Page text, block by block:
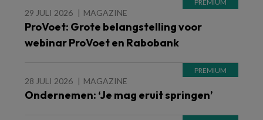
29 JULI 2026 MAGAZINE
ProVoet: Grote belangstelling voor
webinar ProVoet en Rabobank
28 JULI 2026 MAGAZINE
Ondernemen: ‘Je mag eruit springen’